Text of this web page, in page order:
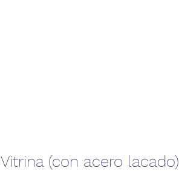
Vitrina (con acero lacado)